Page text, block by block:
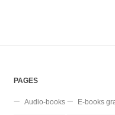
PAGES
Audio-books E-books